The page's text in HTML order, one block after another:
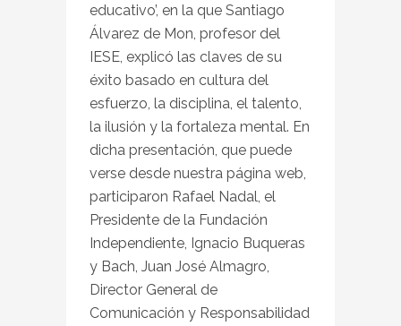
educativo’, en la que Santiago
Álvarez de Mon, profesor del
IESE, explicó las claves de su
éxito basado en cultura del
esfuerzo, la disciplina, el talento,
la ilusión y la fortaleza mental. En
dicha presentación, que puede
verse desde nuestra página web,
participaron Rafael Nadal, el
Presidente de la Fundación
Independiente, Ignacio Buqueras
y Bach, Juan José Almagro,
Director General de
Comunicación y Responsabilidad